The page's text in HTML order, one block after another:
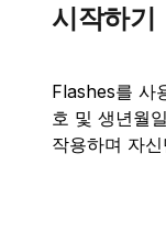
시작하기
Flashes를 사
호 및 생년월
작용하며 자